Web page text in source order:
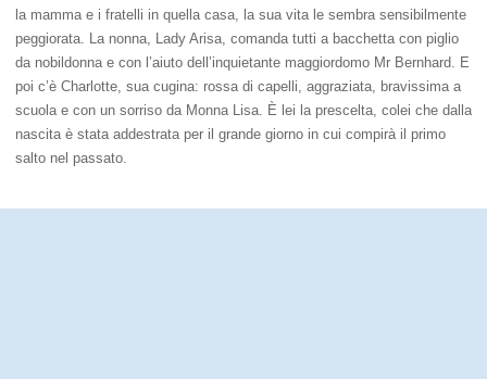
la mamma e i fratelli in quella casa, la sua vita le sembra sensibilmente
peggiorata. La nonna, Lady Arisa, comanda tutti a bacchetta con piglio
da nobildonna e con l’aiuto dell’inquietante maggiordomo Mr Bernhard. E
poi c’è Charlotte, sua cugina: rossa di capelli, aggraziata, bravissima a
scuola e con un sorriso da Monna Lisa. È lei la prescelta, colei che dalla
nascita è stata addestrata per il grande giorno in cui compirà il primo
salto nel passato.